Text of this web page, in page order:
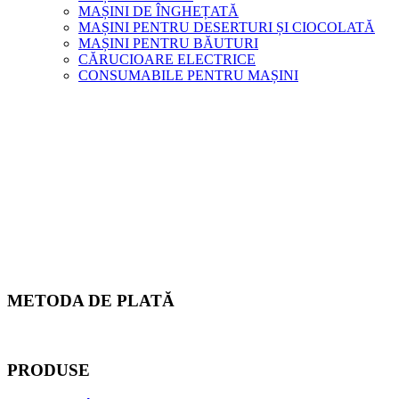
MAȘINI DE ÎNGHEȚATĂ
MAȘINI PENTRU DESERTURI ȘI CIOCOLATĂ
MAȘINI PENTRU BĂUTURI
CĂRUCIOARE ELECTRICE
CONSUMABILE PENTRU MAȘINI
METODA DE PLATĂ
PRODUSE